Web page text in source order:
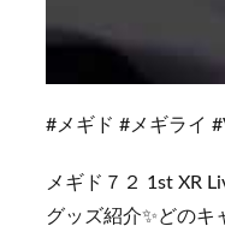
#メギド #メギライ
メギド７２ 1st XR
グッズ紹介✨どの